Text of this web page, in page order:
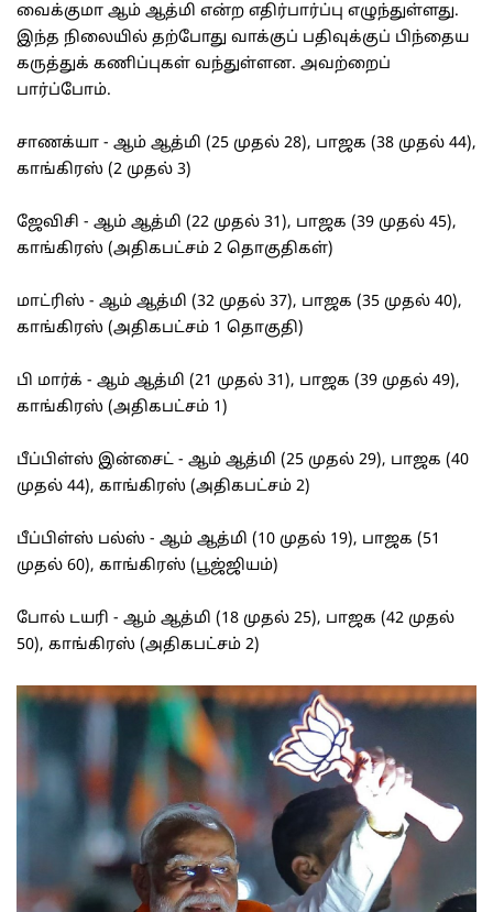
வைக்குமா ஆம் ஆத்மி என்ற எதிர்பார்ப்பு எழுந்துள்ளது.
இந்த நிலையில் தற்போது வாக்குப் பதிவுக்குப் பிந்தைய
கருத்துக் கணிப்புகள் வந்துள்ளன. அவற்றைப்
பார்ப்போம்.
சாணக்யா - ஆம் ஆத்மி (25 முதல் 28), பாஜக (38 முதல் 44),
காங்கிரஸ் (2 முதல் 3)
ஜேவிசி - ஆம் ஆத்மி (22 முதல் 31), பாஜக (39 முதல் 45),
காங்கிரஸ் (அதிகபட்சம் 2 தொகுதிகள்)
மாட்ரிஸ் - ஆம் ஆத்மி (32 முதல் 37), பாஜக (35 முதல் 40),
காங்கிரஸ் (அதிகபட்சம் 1 தொகுதி)
பி மார்க் - ஆம் ஆத்மி (21 முதல் 31), பாஜக (39 முதல் 49),
காங்கிரஸ் (அதிகபட்சம் 1)
பீப்பிள்ஸ் இன்சைட் - ஆம் ஆத்மி (25 முதல் 29), பாஜக (40
முதல் 44), காங்கிரஸ் (அதிகபட்சம் 2)
பீப்பிள்ஸ் பல்ஸ் - ஆம் ஆத்மி (10 முதல் 19), பாஜக (51
முதல் 60), காங்கிரஸ் (பூஜ்ஜியம்)
போல் டயரி - ஆம் ஆத்மி (18 முதல் 25), பாஜக (42 முதல்
50), காங்கிரஸ் (அதிகபட்சம் 2)